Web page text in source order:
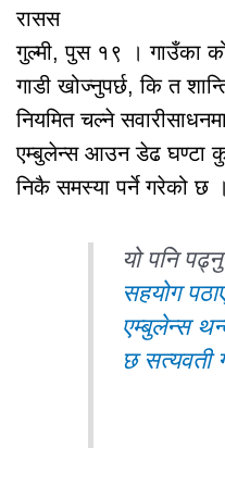
रासस
गुल्मी, पुस १९ । गाउँका
गाडी खोज्नुपर्छ, कि त
नियमित चल्ने
एम्बुलेन्स आउन डेढ घण्टा
निकै समस्या पर्ने गरेको छ ।
यो पनि
सहयोग
एम्बुलेन्स
छ सत्यवती